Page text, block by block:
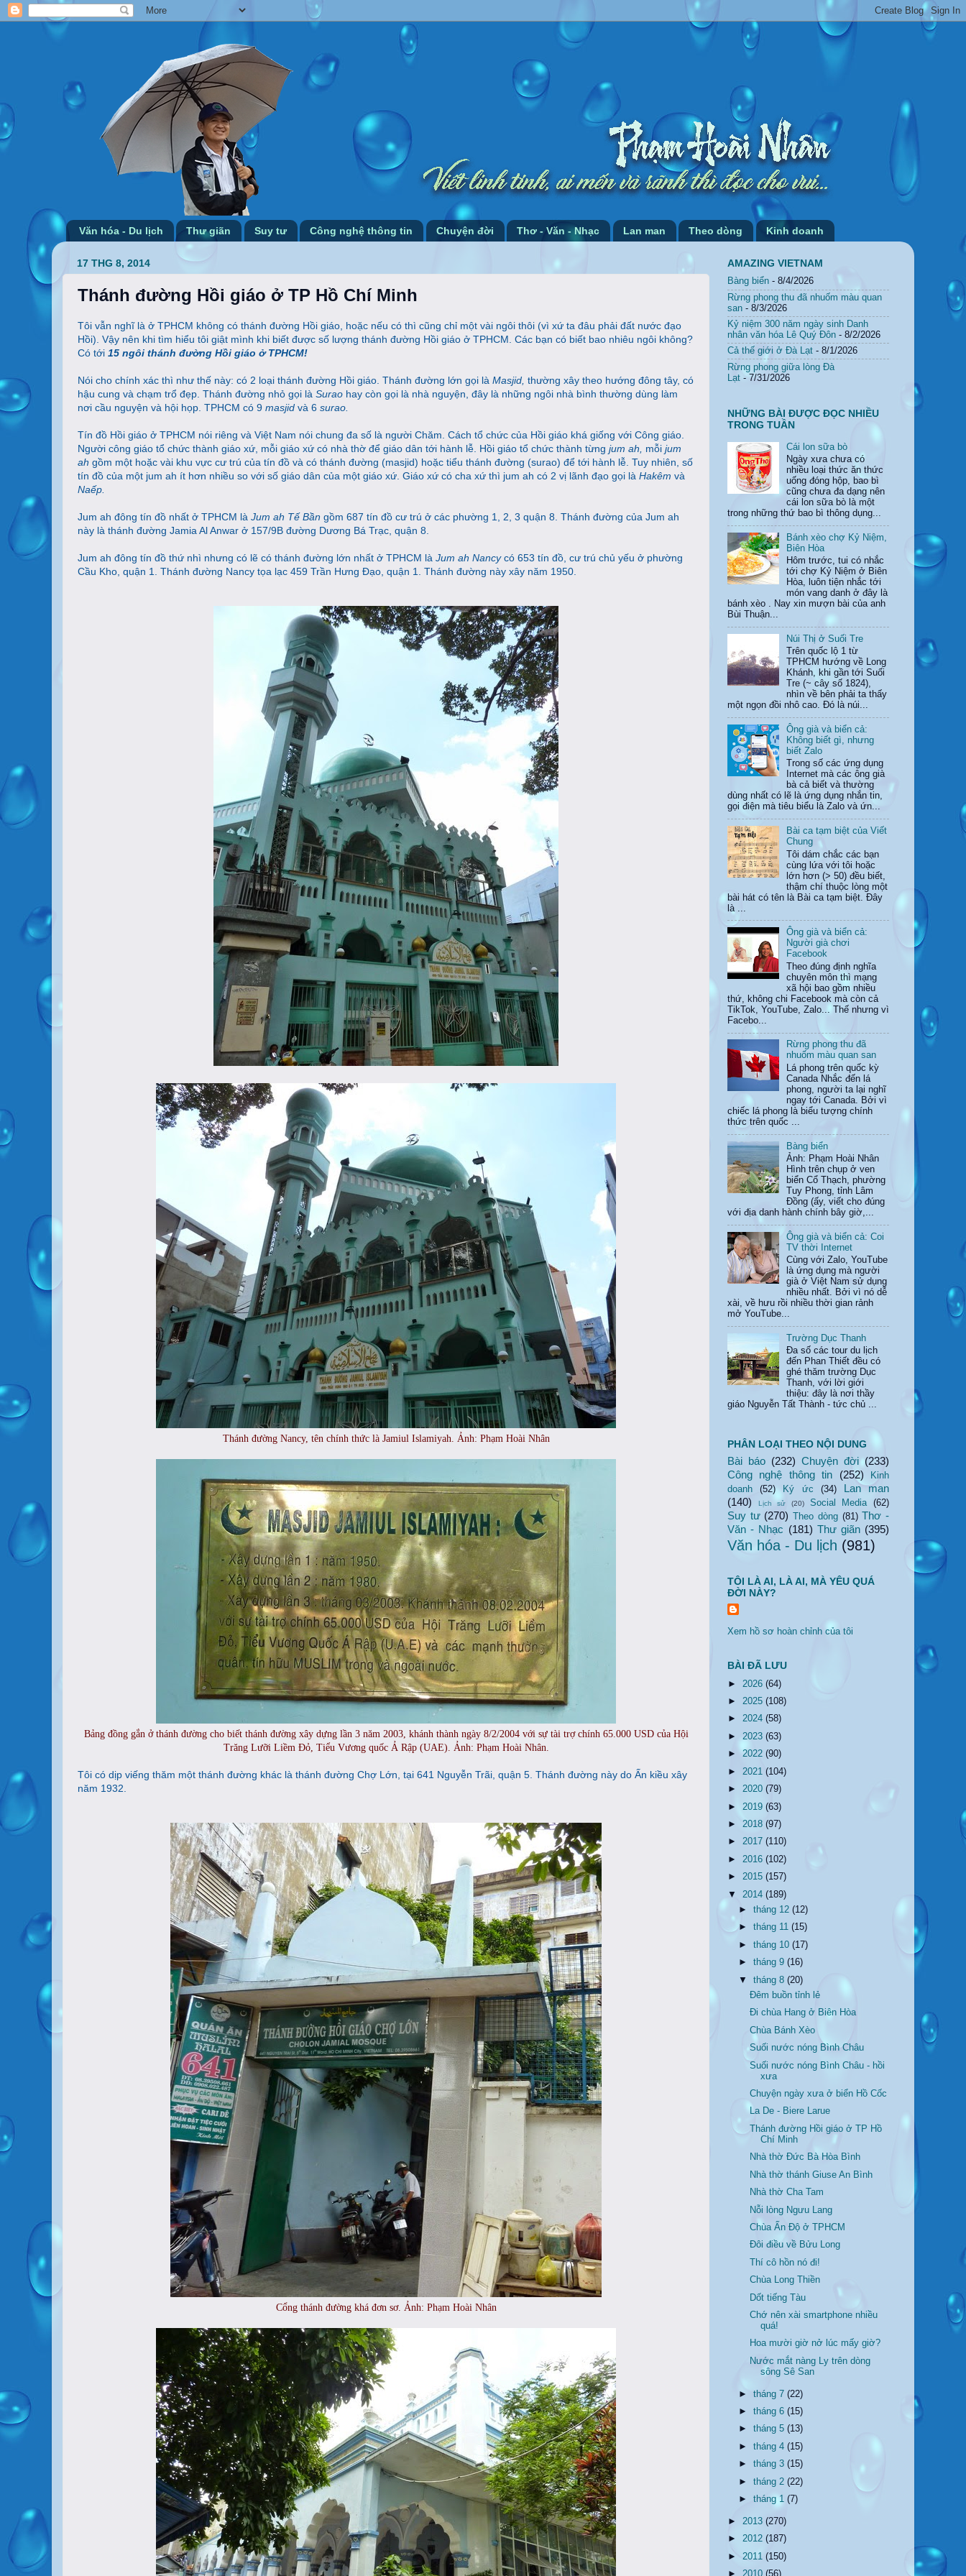
Văn hóa - Du lịch Thư giãn Suy tư Công nghệ thông tin Chuyện đời Thơ - Văn - Nhạc Lan man Theo dòng Kinh doanh
17 THG 8, 2014
Thánh đường Hồi giáo ở TP Hồ Chí Minh
Tôi vẫn nghĩ là ở TPHCM không có thánh đường Hồi giáo, hoặc nếu có thì cũng chỉ một vài ngôi thôi (vì xứ ta đâu phải đất nước đạo
Hồi). Vậy nên khi tìm hiểu tôi giật mình khi biết được số lượng thánh đường Hồi giáo ở TPHCM. Các bạn có biết bao nhiêu ngôi không?
Có tới 15 ngôi thánh đường Hồi giáo ở TPHCM!
Nói cho chính xác thì như thế này: có 2 loại thánh đường Hồi giáo. Thánh đường lớn gọi là Masjid, thường xây theo hướng đông tây, có
hậu cung và chạm trổ đẹp. Thánh đường nhỏ gọi là Surao hay còn gọi là nhà nguyện, đây là những ngôi nhà bình thường dùng làm
nơi cầu nguyện và hội họp. TPHCM có 9 masjid và 6 surao.
Tín đồ Hồi giáo ở TPHCM nói riêng và Việt Nam nói chung đa số là người Chăm. Cách tổ chức của Hồi giáo khá giống với Công giáo.
Người công giáo tổ chức thành giáo xứ, mỗi giáo xứ có nhà thờ để giáo dân tới hành lễ. Hồi giáo tổ chức thành từng jum ah, mỗi jum
ah gồm một hoặc vài khu vực cư trú của tín đồ và có thánh đường (masjid) hoặc tiểu thánh đường (surao) để tới hành lễ. Tuy nhiên, số
tín đồ của một jum ah ít hơn nhiều so với số giáo dân của một giáo xứ. Giáo xứ có cha xứ thì jum ah có 2 vị lãnh đạo gọi là Hakêm và
Naếp.
Jum ah đông tín đồ nhất ở TPHCM là Jum ah Tế Bần gồm 687 tín đồ cư trú ở các phường 1, 2, 3 quận 8. Thánh đường của Jum ah
này là thánh đường Jamia Al Anwar ở 157/9B đường Dương Bá Trạc, quận 8.
Jum ah đông tín đồ thứ nhì nhưng có lẽ có thánh đường lớn nhất ở TPHCM là Jum ah Nancycó 653 tín đồ, cư trú chủ yếu ở phường
Cầu Kho, quận 1. Thánh đường Nancy tọa lạc 459 Trần Hưng Đạo, quận 1. Thánh đường này xây năm 1950.
Thánh đường Nancy, tên chính thức là Jamiul Islamiyah. Ảnh: Phạm Hoài Nhân
Bảng đồng gắn ở thánh đường cho biết thánh đường xây dựng lần 3 năm 2003, khánh thành ngày 8/2/2004 với sự tài trợ chính 65.000 USD của Hội
Trăng Lưỡi Liềm Đỏ, Tiểu Vương quốc Ả Rập (UAE). Ảnh: Phạm Hoài Nhân.
Tôi có dịp viếng thăm một thánh đường khác là thánh đường Chợ Lớn, tại 641 Nguyễn Trãi, quận 5. Thánh đường này do Ấn kiều xây
năm 1932.
Cổng thánh đường khá đơn sơ. Ảnh: Phạm Hoài Nhân
AMAZING VIETNAM
Bàng biển - 8/4/2026
Rừng phong thu đã nhuốm màu quan
san - 8/3/2026
Kỷ niệm 300 năm ngày sinh Danh
nhân văn hóa Lê Quý Đôn - 8/2/2026
Cả thế giới ở Đà Lạt - 8/1/2026
Rừng phong giữa lòng Đà
Lạt - 7/31/2026
NHỮNG BÀI ĐƯỢC ĐỌC NHIỀU
TRONG TUẦN
Cái lon sữa bò
Ngày xưa chưa có
nhiều loại thức ăn thức
uống đóng hộp, bao bì
cũng chưa đa dạng nên
cái lon sữa bò là một
trong những thứ bao bì thông dụng...
Bánh xèo chợ Kỷ Niệm,
Biên Hòa
Hôm trước, tui có nhắc
tới chợ Kỷ Niệm ở Biên
Hòa, luôn tiện nhắc tới
món vang danh ở đây là
bánh xèo . Nay xin mượn bài của anh
Bùi Thuận...
Núi Thị ở Suối Tre
Trên quốc lộ 1 từ
TPHCM hướng về Long
Khánh, khi gần tới Suối
Tre (~ cây số 1824),
nhìn về bên phải ta thấy
một ngọn đồi nhô cao. Đó là núi...
Ông già và biển cả:
Không biết gì, nhưng
biết Zalo
Trong số các ứng dụng
Internet mà các ông già
bà cả biết và thường
dùng nhất có lẽ là ứng dụng nhắn tin,
gọi điện mà tiêu biểu là Zalo và ứn...
Bài ca tạm biệt của Viết
Chung
Tôi dám chắc các bạn
cùng lứa với tôi hoặc
lớn hơn (> 50) đều biết,
thậm chí thuộc lòng một
bài hát có tên là Bài ca tạm biệt. Đây
là ...
Ông già và biển cả:
Người già chơi
Facebook
Theo đúng định nghĩa
chuyên môn thì mạng
xã hội bao gồm nhiều
thứ, không chi Facebook mà còn cả
TikTok, YouTube, Zalo... Thế nhưng vì
Facebo...
Rừng phong thu đã
nhuốm màu quan san
Lá phong trên quốc kỳ
Canada Nhắc đến lá
phong, người ta lại nghĩ
ngay tới Canada. Bởi vì
chiếc lá phong là biểu tượng chính
thức trên quốc ...
Bàng biển
Ảnh: Phạm Hoài Nhân
Hình trên chụp ở ven
biển Cổ Thạch, phường
Tuy Phong, tỉnh Lâm
Đồng (ấy, viết cho đúng
với địa danh hành chính bây giờ,...
Ông già và biển cả: Coi
TV thời Internet
Cùng với Zalo, YouTube
là ứng dụng mà người
già ở Việt Nam sử dụng
nhiều nhất. Bởi vì nó dễ
xài, về hưu rồi nhiều thời gian rảnh
mở YouTube...
Trường Dục Thanh
Đa số các tour du lịch
đến Phan Thiết đều có
ghé thăm trường Dục
Thanh, với lời giới
thiệu: đây là nơi thầy
giáo Nguyễn Tất Thành - tức chủ ...
PHÂN LOẠI THEO NỘI DUNG
Bài báo (232) Chuyện đời (233)
Công nghệ thông tin
(252)
Kinh
doanh
(52) Ký ức (34)
Lan man
(140)
Lịch sử (20) Social Media (62)
Suy tư (270) Theo dòng (81) Thơ -
Văn - Nhạc (181) Thư giãn (395)
Văn hóa - Du lịch (981)
TÔI LÀ AI, LÀ AI, MÀ YÊU QUÁ
ĐỜI NÀY?
Xem hồ sơ hoàn chỉnh của tôi
BÀI ĐÃ LƯU
► 2026 (64)
► 2025 (108)
► 2024 (58)
► 2023 (63)
► 2022 (90)
► 2021 (104)
► 2020 (79)
► 2019 (63)
► 2018 (97)
► 2017 (110)
► 2016 (102)
► 2015 (157)
▼ 2014 (189)
►tháng 12(12)
►tháng 11(15)
►tháng 10(17)
►tháng 9(16)
▼tháng 8(20)
Đêm buồn tỉnh lẻ
Đi chùa Hang ở Biên Hòa
Chùa Bánh Xèo
Suối nước nóng Bình Châu
Suối nước nóng Bình Châu - hồi
xưa
Chuyện ngày xưa ở biển Hồ Cốc
La De - Biere Larue
Thánh đường Hồi giáo ở TP Hồ
Chí Minh
Nhà thờ Đức Bà Hòa Bình
Nhà thờ thánh Giuse An Bình
Nhà thờ Cha Tam
Nỗi lòng Ngưu Lang
Chùa Ấn Độ ở TPHCM
Đôi điều về Bửu Long
Thí cô hồn nó đi!
Chùa Long Thiền
Dốt tiếng Tàu
Chớ nên xài smartphone nhiều
quá!
Hoa mười giờ nở lúc mấy giờ?
Nước mắt nàng Ly trên dòng
sông Sê San
►tháng 7(22)
►tháng 6(15)
►tháng 5(13)
►tháng 4(15)
►tháng 3(15)
►tháng 2(22)
►tháng 1(7)
► 2013 (270)
► 2012 (187)
► 2011 (150)
► 2010 (56)